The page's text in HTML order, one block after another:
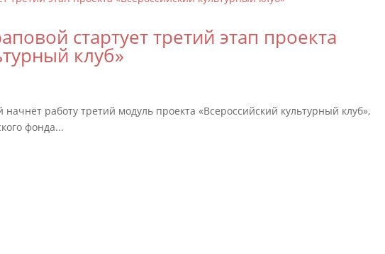
стартует третий этап проекта
клуб»
работу третий модуль проекта «Всероссийский культурный клуб»,
фонда...